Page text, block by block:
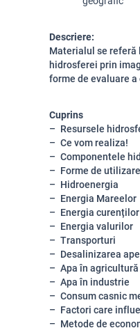
Descriere:
Materialul se referă
hidrosferei prin
forme de evaluare
Cuprins
Resursele
Ce vom realiza!
Componentele
Forme de
Hidroenergia
Energia Mareelor
Energia
Energia valurilor
Transporturi
Desalinizarea
Apa în agricultură
Apa în industrie
Consum casnic
Factori care
Metode de